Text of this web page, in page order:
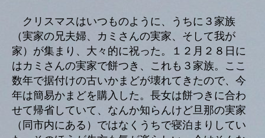
クリスマスはいつものように、うちに３家族
（実家の兄夫婦、カミさんの実家、そして我が
家）が集まり、大々的に祝った。１２月２８日に
はカミさんの実家で餅つき、これも３家族。ここ
数年で据付けの古いかまどが壊れてきたので、今
年は簡易かまどを購入した。長女は餅つきに合わ
せて帰省していて、なんか知らんけど旦那の実家
（同市内にある）ではなくうちで寝泊まりしてい